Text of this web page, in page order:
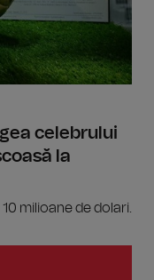
celebrului
la
milioane de dolari.